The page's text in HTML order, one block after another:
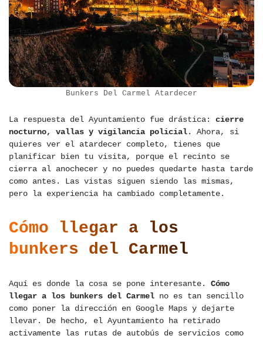
Bunkers Del Carmel Atardecer
La respuesta del Ayuntamiento fue drástica: cierre
nocturno, vallas y vigilancia policial. Ahora, si
quieres ver el atardecer completo, tienes que
planificar bien tu visita, porque el recinto se
cierra al anochecer y no puedes quedarte hasta tarde
como antes. Las vistas siguen siendo las mismas,
pero la experiencia ha cambiado completamente.
Cómo llegar a los
bunkers del Carmel
Aquí es donde la cosa se pone interesante. Cómo
llegar a los bunkers del Carmel no es tan sencillo
como poner la dirección en Google Maps y dejarte
llevar. De hecho, el Ayuntamiento ha retirado
activamente las rutas de autobús de servicios como